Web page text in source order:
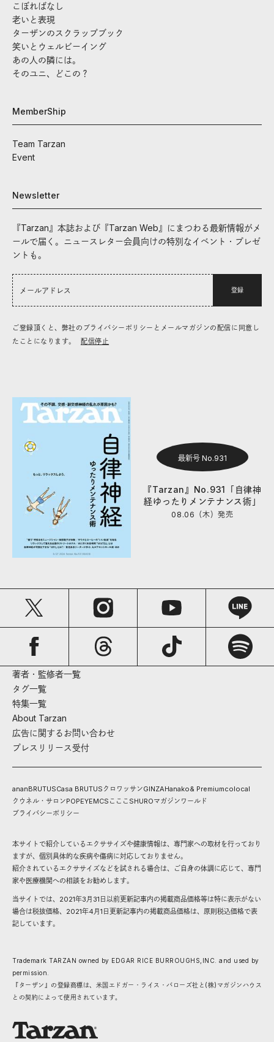
こぼればなし
老いと表現
ターザンのスクラップブック
笑いとウェルビーイング
あの人の隣には。
そのユニ、どこの？
MemberShip
Team Tarzan
Event
Newsletter
『Tarzan』本誌および『Tarzan Web』にまつわる最新情報がメ
ールで届く。ニュースレター会員向けの特別なイベント・プレゼ
ントも。
登録
ご登録頂くと、弊社のプライバシーポリシーとメールマガジンの配信に同意し
たことになります。
配信停止
最新号 No.931
『Tarzan』No.931「自律神
経ゆったりメンテナンス術」
08.06（木）発売
著者・監修者一覧
タグ一覧
特集一覧
About Tarzan
広告に関するお問い合わせ
プレスリリース受付
ananBRUTUSCasa BRUTUS クロワッサンGINZAHanako& Premiumcolocal
クウネル・サロンPOPEYEMCS こここ SHUROマガジンワールド
プライバシーポリシー
本サイトで紹介しているエクササイズや健康情報は、専門家への取材を行っており
ますが、個別具体的な疾病や傷病に対応しておりません。
紹介されているエクササイズなどを試される場合は、ご自身の体調に応じて、専門
家や医療機関への相談をお勧めします。
当サイトでは、2021年3月31日以前更新記事内の掲載商品価格等は特に表示がない
場合は税抜価格、2021年4月1日更新記事内の掲載商品価格は、原則税込価格で表
記しています。
Trademark TARZAN owned by EDGAR RICE BURROUGHS,INC. and used by
permission.
『ターザン』の登録商標は、米国エドガー・ライス・バローズ社と(株)マガジンハウス
との契約によって使用されています。